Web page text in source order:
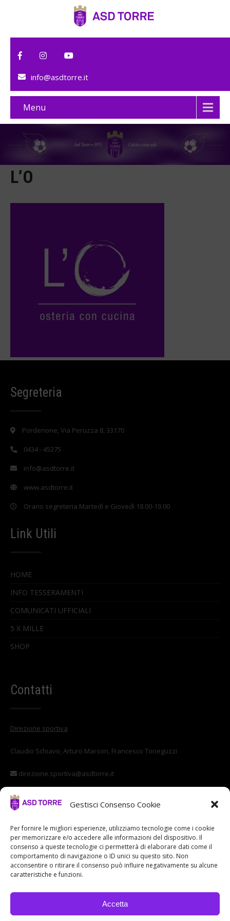
Gestisci Consenso Cookie
Per fornire le migliori esperienze, utilizziamo tecnologie come i cookie
per memorizzare e/o accedere alle informazioni del dispositivo. Il
consenso a queste tecnologie ci permetterà di elaborare dati come il
comportamento di navigazione o ID unici su questo sito. Non
acconsentire o ritirare il consenso può influire negativamente su alcune
caratteristiche e funzioni.
Accetta
info@asdtorre.it
Menu
L’O
Segreteria
Pordenone, Via Peruzza 8, 33170
0434 - 45275
info@asdtorre.it
www.asdtorre.it
Orario segreteria Martedì e Giovedì 18.00-19.00
Link Utili
HOME
INFO TESSERAMENTI
COMUNICATI UFFICIALI
5 X MILLE
SHOP
Contatti
Direzione sportiva
Claudio Schiavo, Arturo Marson, Francesco Toneguzzi
direzione.sportiva@asdtorre.it
Settore giovanile
settore.giovanile@asdtorre.it